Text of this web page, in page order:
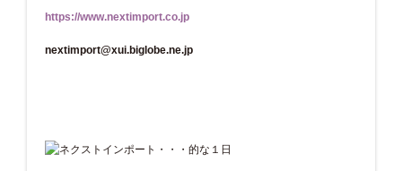
https://www.nextimport.co.jp
nextimport@xui.biglobe.ne.jp